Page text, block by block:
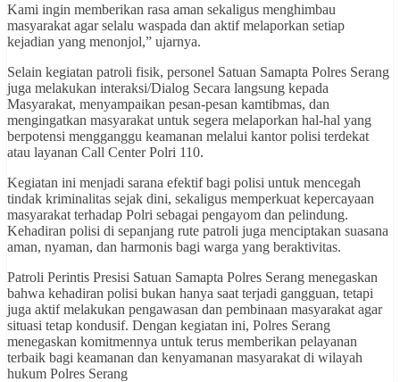
Kami ingin memberikan rasa aman sekaligus menghimbau
masyarakat agar selalu waspada dan aktif melaporkan setiap
kejadian yang menonjol,” ujarnya.
Selain kegiatan patroli fisik, personel Satuan Samapta Polres Serang
juga melakukan interaksi/Dialog Secara langsung kepada
Masyarakat, menyampaikan pesan-pesan kamtibmas, dan
mengingatkan masyarakat untuk segera melaporkan hal-hal yang
berpotensi mengganggu keamanan melalui kantor polisi terdekat
atau layanan Call Center Polri 110.
Kegiatan ini menjadi sarana efektif bagi polisi untuk mencegah
tindak kriminalitas sejak dini, sekaligus memperkuat kepercayaan
masyarakat terhadap Polri sebagai pengayom dan pelindung.
Kehadiran polisi di sepanjang rute patroli juga menciptakan suasana
aman, nyaman, dan harmonis bagi warga yang beraktivitas.
Patroli Perintis Presisi Satuan Samapta Polres Serang menegaskan
bahwa kehadiran polisi bukan hanya saat terjadi gangguan, tetapi
juga aktif melakukan pengawasan dan pembinaan masyarakat agar
situasi tetap kondusif. Dengan kegiatan ini, Polres Serang
menegaskan komitmennya untuk terus memberikan pelayanan
terbaik bagi keamanan dan kenyamanan masyarakat di wilayah
hukum Polres Serang